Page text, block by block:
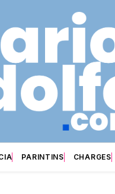
PARINTINS CHARGES